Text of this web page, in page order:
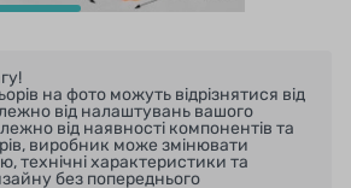
на фото можуть відрізнятися від
від налаштувань вашого
від наявності компонентів та
виробник може змінювати
технічні характеристики та
без попереднього